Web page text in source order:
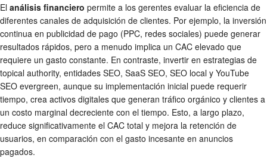
El análisis financiero permite a los gerentes evaluar la eficiencia de
diferentes canales de adquisición de clientes. Por ejemplo, la inversión
continua en publicidad de pago (PPC, redes sociales) puede generar
resultados rápidos, pero a menudo implica un CAC elevado que
requiere un gasto constante. En contraste, invertir en estrategias de
topical authority, entidades SEO, SaaS SEO, SEO local y YouTube
SEO evergreen, aunque su implementación inicial puede requerir
tiempo, crea activos digitales que generan tráfico orgánico y clientes a
un costo marginal decreciente con el tiempo. Esto, a largo plazo,
reduce significativamente el CAC total y mejora la retención de
usuarios, en comparación con el gasto incesante en anuncios
pagados.